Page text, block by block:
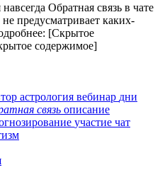
Обратная связь в чате
предусматривает каких-
[Скрытое
содержимое]
астрология вебинар дни
связь описание
участие чат